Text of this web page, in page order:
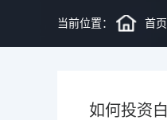
当前位置： 首页
如何投资